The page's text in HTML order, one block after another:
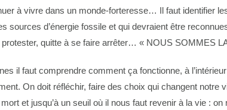
à vivre dans un monde-forteresse… Il faut identifier
sources d’énergie fossile et qui devraient être
quitte à se faire arrêter… « NOUS SOMMES
il faut comprendre comment ça fonctionne, à
On doit réfléchir, faire des choix qui changent notre
et jusqu’à un seuil où il nous faut revenir à la vie :